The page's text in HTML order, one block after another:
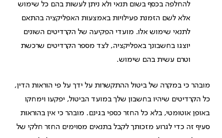
להחלפה בכסף בשום תנאי ולא ניתן לעשות בהם כל שימוש
אלא לשם הזמנת פעילויות באמצעות האפליקציה בהתאם
לתנאי שימוש אלו. מועדי הפקיעה של הקרדיטים השונים
יוצגו בחשבונך באפליקציה, לצד מספר הקרדיטים שרכשת
וטרם עשית בהם שימוש.
מובהר כי במקרה של ביטול ההתקשרות על ידך על פי הוראות הדין,
כל הקרדיטים שיהיו בחשבון שלך במועד הביטול, יפקעו וימחקו
באופן אוטומטי, בלא כל החזר כספי בגינם. מובהר כי אין בהוראות
סעיף זה כדי לגרוע מזכותך לקבל בתנאים מסוימים החזר חלקי של